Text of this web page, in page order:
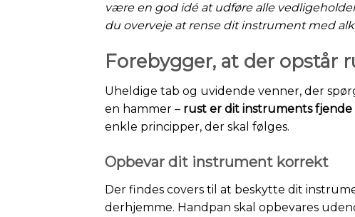
være en god idé at udføre alle
du overveje at rense dit instrument med
Forebygger, at der opstår
Uheldige tab og uvidende venner, der
en hammer – rust er dit instruments
enkle principper, der skal følges.
Opbevar dit instrument korrekt
Der findes covers til at beskytte dit
derhjemme. Handpan skal opbevares